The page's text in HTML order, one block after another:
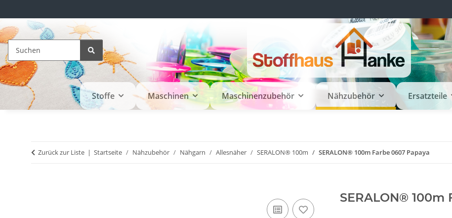
Stoffe Maschinen Maschinenzubehör Nähzubehör Ersatzteile
Zurück zur Liste Startseite Nähzubehör Nähgarn Allesnäher SERALON® 100m SERALON® 100m Farbe 0607 Papaya
SERALON® 100m